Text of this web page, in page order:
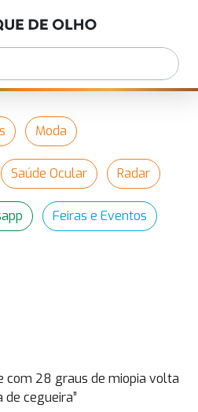
Moda
Saúde Ocular Radar
Feiras e Eventos
com 28 graus de miopia volta
de cegueira”